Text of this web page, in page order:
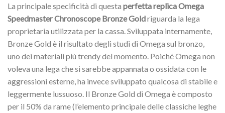
La principale specificità di questa perfetta replica Omega
Speedmaster Chronoscope Bronze Goldriguarda la lega
proprietaria utilizzata per la cassa. Sviluppata internamente,
Bronze Gold è il risultato degli studi di Omega sul bronzo,
uno dei materiali più trendy del momento. Poiché Omega non
voleva una lega che si sarebbe appannata o ossidata con le
aggressioni esterne, ha invece sviluppato qualcosa di stabile e
leggermente lussuoso. Il Bronze Gold di Omega è composto
per il 50% da rame (l’elemento principale delle classiche leghe